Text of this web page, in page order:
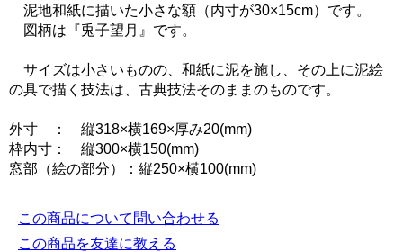
泥地和紙に描いた小さな額（内寸が30×15cm）です。
図柄は『兎子望月』です。
サイズは小さいものの、和紙に泥を施し、その上に泥絵
の具で描く技法は、古典技法そのままのものです。
外寸 ： 縦318×横169×厚み20(mm)
枠内寸： 縦300×横150(mm)
窓部（絵の部分）：縦250×横100(mm)
この商品について問い合わせる
この商品を友達に教える